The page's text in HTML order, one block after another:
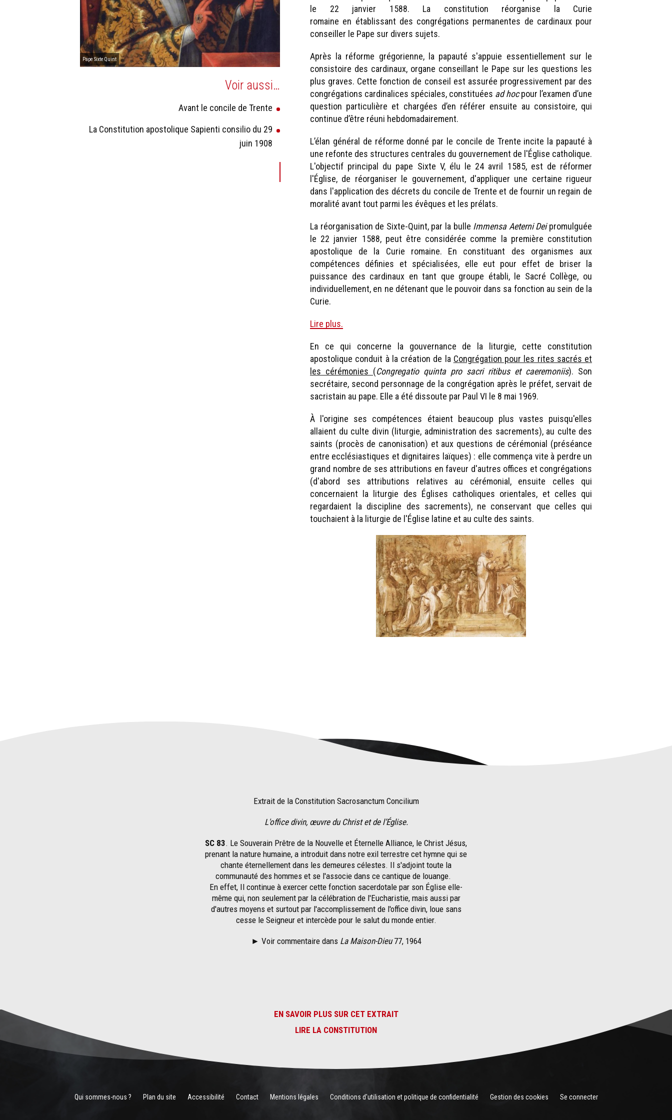
Pape Sixte Quint
Voir aussi…
Avant le concile de Trente
La Constitution apostolique Sapienti consilio du 29
juin 1908
le 22 janvier 1588. La constitution réorganise la Curie
romaine en établissant des congrégations permanentes de cardinaux pour
conseiller le Pape sur divers sujets.
Après la réforme grégorienne, la papauté s'appuie essentiellement sur le
consistoire des cardinaux, organe conseillant le Pape sur les questions les
plus graves. Cette fonction de conseil est assurée progressivement par des
congrégations cardinalices spéciales, constituées ad hocpour l’examen d’une
question particulière et chargées d’en référer ensuite au consistoire, qui
continue d’être réuni hebdomadairement.
L’élan général de réforme donné par le concile de Trente incite la papauté à
une refonte des structures centrales du gouvernement de l'Église catholique.
L'objectif principal du pape Sixte V, élu le 24 avril 1585, est de réformer
l'Église, de réorganiser le gouvernement, d'appliquer une certaine rigueur
dans l'application des décrets du concile de Trente et de fournir un regain de
moralité avant tout parmi les évêques et les prélats.
La réorganisation de Sixte-Quint, par la bulle Immensa Aeterni Deipromulguée
le 22 janvier 1588, peut être considérée comme la première constitution
apostolique de la Curie romaine. En constituant des organismes aux
compétences définies et spécialisées, elle eut pour effet de briser la
puissance des cardinaux en tant que groupe établi, le Sacré Collège, ou
individuellement, en ne détenant que le pouvoir dans sa fonction au sein de la
Curie.
Lire plus.
En ce qui concerne la gouvernance de la liturgie, cette constitution
apostolique conduit à la création de la Congrégation pour les rites sacrés et
les cérémonies (Congregatio quinta pro sacri ritibus et caeremoniis). Son
secrétaire, second personnage de la congrégation après le préfet, servait de
sacristain au pape. Elle a été dissoute par Paul VI le 8 mai 1969.
À l'origine ses compétences étaient beaucoup plus vastes puisqu'elles
allaient du culte divin (liturgie, administration des sacrements), au culte des
saints (procès de canonisation) et aux questions de cérémonial (préséance
entre ecclésiastiques et dignitaires laïques) : elle commença vite à perdre un
grand nombre de ses attributions en faveur d'autres offices et congrégations
(d'abord ses attributions relatives au cérémonial, ensuite celles qui
concernaient la liturgie des Églises catholiques orientales, et celles qui
regardaient la discipline des sacrements), ne conservant que celles qui
touchaient à la liturgie de l'Église latine et au culte des saints.
Extrait de la Constitution Sacrosanctum Concilium
L'office divin, œuvre du Christ et de l’Église.
SC 83. Le Souverain Prêtre de la Nouvelle et Éternelle Alliance, le Christ Jésus,
prenant la nature humaine, a introduit dans notre exil terrestre cet hymne qui se
chante éternellement dans les demeures célestes. Il s'adjoint toute la
communauté des hommes et se l'associe dans ce cantique de louange.
En effet, Il continue à exercer cette fonction sacerdotale par son Église elle-
même qui, non seulement par la célébration de l'Eucharistie, mais aussi par
d'autres moyens et surtout par l'accomplissement de l'office divin, loue sans
cesse le Seigneur et intercède pour le salut du monde entier.
► Voir commentaire dans La Maison-Dieu77, 1964
EN SAVOIR PLUS SUR CET EXTRAIT
LIRE LA CONSTITUTION
Qui sommes-nous ? Plan du site Accessibilité Contact Mentions légales Conditions d'utilisation et politique de confidentialité Gestion des cookies Se connecter